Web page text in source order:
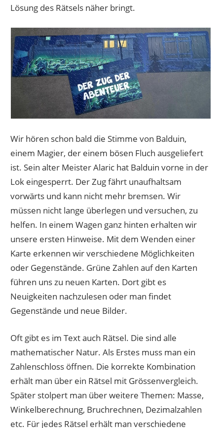
Lösung des Rätsels näher bringt.
Wir hören schon bald die Stimme von Balduin,
einem Magier, der einem bösen Fluch ausgeliefert
ist. Sein alter Meister Alaric hat Balduin vorne in der
Lok eingesperrt. Der Zug fährt unaufhaltsam
vorwärts und kann nicht mehr bremsen. Wir
müssen nicht lange überlegen und versuchen, zu
helfen. In einem Wagen ganz hinten erhalten wir
unsere ersten Hinweise. Mit dem Wenden einer
Karte erkennen wir verschiedene Möglichkeiten
oder Gegenstände. Grüne Zahlen auf den Karten
führen uns zu neuen Karten. Dort gibt es
Neuigkeiten nachzulesen oder man findet
Gegenstände und neue Bilder.
Oft gibt es im Text auch Rätsel. Die sind alle
mathematischer Natur. Als Erstes muss man ein
Zahlenschloss öffnen. Die korrekte Kombination
erhält man über ein Rätsel mit Grössenvergleich.
Später stolpert man über weitere Themen: Masse,
Winkelberechnung, Bruchrechnen, Dezimalzahlen
etc. Für jedes Rätsel erhält man verschiedene